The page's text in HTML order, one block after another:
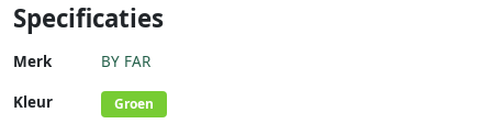
Specificaties
Merk BY FAR
Kleur Groen